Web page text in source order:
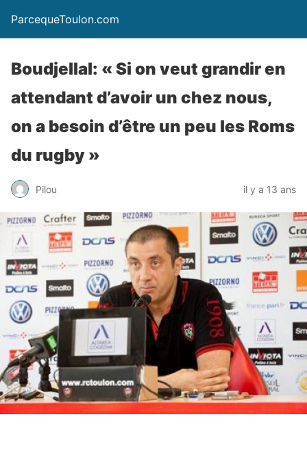
ParcequeToulon.com
Boudjellal: « Si on veut grandir en
attendant d’avoir un chez nous,
on a besoin d’être un peu les Roms
du rugby »
Pilou il y a 13 ans